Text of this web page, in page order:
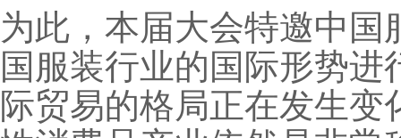
为此，本届大会特邀中
国服装行业的国际形势
际贸易的格局正在发生